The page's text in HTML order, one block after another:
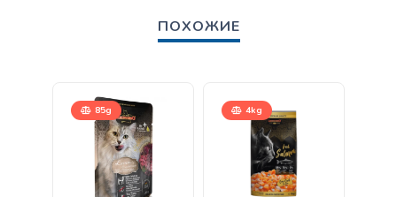
ПОХОЖИЕ
85g 4kg